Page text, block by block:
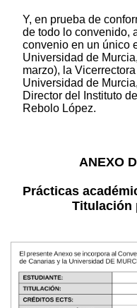
Y, en prueba de
de todo lo convenido,
convenio en un único
Universidad de
marzo), la
Universidad de
Director del Instituto
Rebolo López.
ANEXO
Prácticas
Titulación